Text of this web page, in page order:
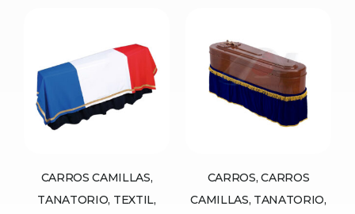
CARROS CAMILLAS,
TANATORIO, TEXTIL,
CARROS, CARROS
CAMILLAS, TANATORIO,